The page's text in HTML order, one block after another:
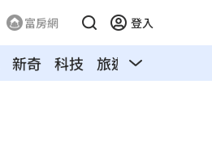
富房網 登入
新奇 科技 旅遊 汽車